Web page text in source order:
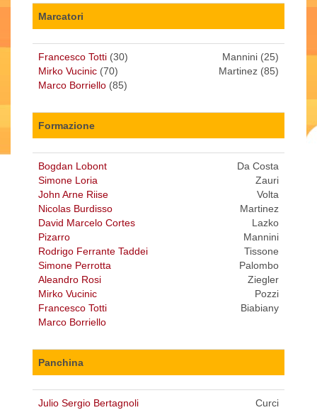
Marcatori
Francesco Totti (30)
Mirko Vucinic (70)
Marco Borriello (85)
Mannini (25)
Martinez (85)
Formazione
Bogdan Lobont
Simone Loria
John Arne Riise
Nicolas Burdisso
David Marcelo Cortes
Pizarro
Rodrigo Ferrante Taddei
Simone Perrotta
Aleandro Rosi
Mirko Vucinic
Francesco Totti
Marco Borriello
Da Costa
Zauri
Volta
Martinez
Lazko
Mannini
Tissone
Palombo
Ziegler
Pozzi
Biabiany
Panchina
Julio Sergio Bertagnoli
Curci